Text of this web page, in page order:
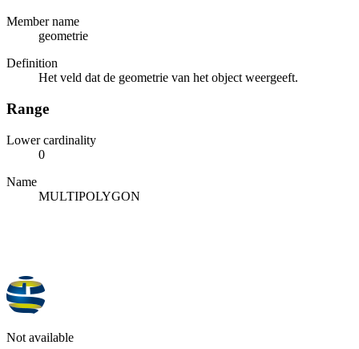
Member name
geometrie
Definition
Het veld dat de geometrie van het object weergeeft.
Range
Lower cardinality
0
Name
MULTIPOLYGON
Not available